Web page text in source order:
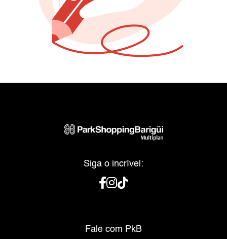
Siga o incrível:
Fale com PkB